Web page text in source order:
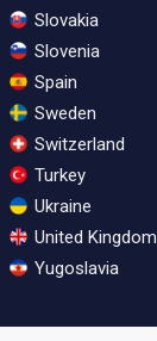
Slovakia
Slovenia
Spain
Sweden
Switzerland
Turkey
Ukraine
United Kingdom
Yugoslavia